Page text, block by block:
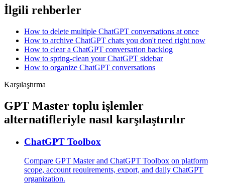
İlgili rehberler
How to delete multiple ChatGPT conversations at once
How to archive ChatGPT chats you don't need right now
How to clear a ChatGPT conversation backlog
How to spring-clean your ChatGPT sidebar
How to organize ChatGPT conversations
Karşılaştırma
GPT Master toplu işlemler
alternatifleriyle nasıl karşılaştırılır
ChatGPT Toolbox
Compare GPT Master and ChatGPT Toolbox on platform
scope, account requirements, export, and daily ChatGPT
organization.